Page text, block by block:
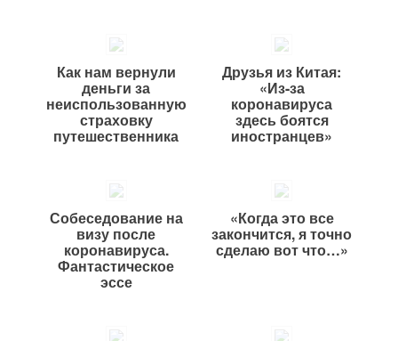
Как нам вернули
деньги за
неиспользованную
страховку
путешественника
Друзья из Китая:
«Из-за
коронавируса
здесь боятся
иностранцев»
Собеседование на
визу после
коронавируса.
Фантастическое
эссе
«Когда это все
закончится, я точно
сделаю вот что…»